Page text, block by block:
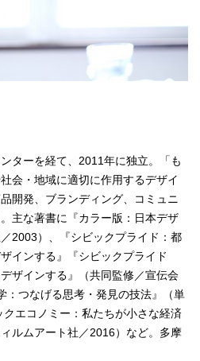
ターを経て、2011年に独立。「も
会・地域に適切に作用するデザイ
開発、ブランディング、コミュニ
主な著書に『カラー版：日本デザ
2003）、『シビックプライド：都
インする』『シビックプライド
ザインする』（共同監修／宣伝会
：つなげる思考・発見の技法』（単
エコノミー：私たちが小さな経済
ルムアート社／2016）など。多摩